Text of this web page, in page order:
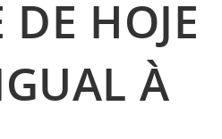
DE HOJE
À